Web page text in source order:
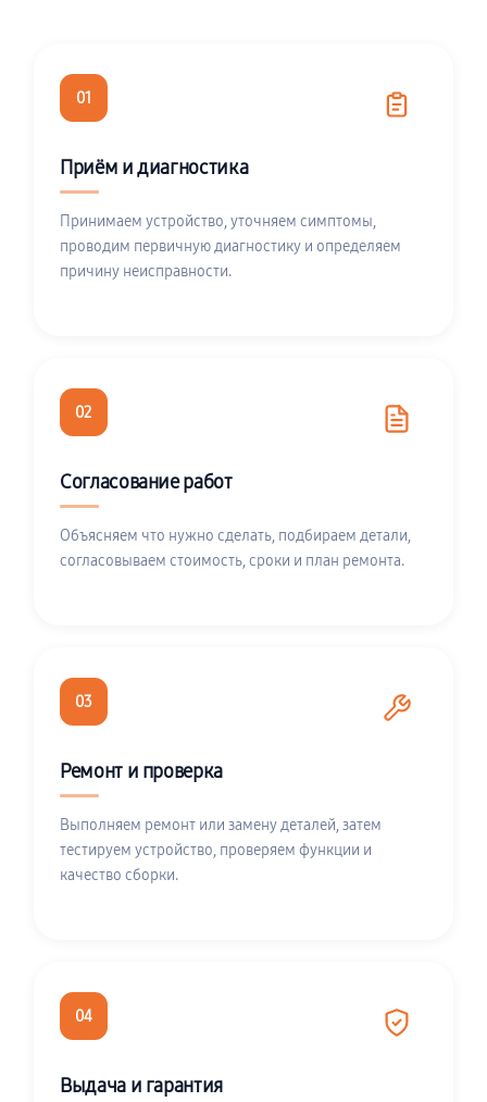
01
Приём и диагностика
Принимаем устройство, уточняем симптомы,
проводим первичную диагностику и определяем
причину неисправности.
02
Согласование работ
Объясняем что нужно сделать, подбираем детали,
согласовываем стоимость, сроки и план ремонта.
03
Ремонт и проверка
Выполняем ремонт или замену деталей, затем
тестируем устройство, проверяем функции и
качество сборки.
04
Выдача и гарантия